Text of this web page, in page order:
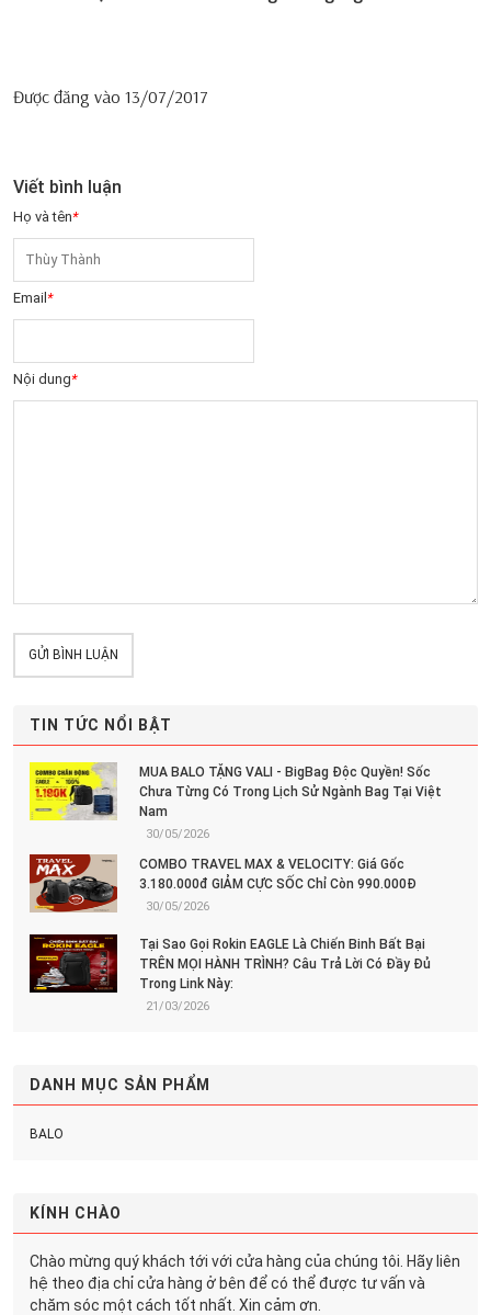
Được đăng vào 13/07/2017
Viết bình luận
Họ và tên*
Email *
Nội dung*
GỬI BÌNH LUẬN
TIN TỨC NỔI BẬT
MUA BALO TẶNG VALI - BigBag Độc Quyền! Sốc
Chưa Từng Có Trong Lịch Sử Ngành Bag Tại Việt
Nam
30/05/2026
COMBO TRAVEL MAX & VELOCITY: Giá Gốc
3.180.000đ GIẢM CỰC SỐC Chỉ Còn 990.000Đ
30/05/2026
Tại Sao Gọi Rokin EAGLE Là Chiến Binh Bất Bại
TRÊN MỌI HÀNH TRÌNH? Câu Trả Lời Có Đầy Đủ
Trong Link Này:
21/03/2026
DANH MỤC SẢN PHẨM
BALO
KÍNH CHÀO
Chào mừng quý khách tới với cửa hàng của chúng tôi. Hãy liên
hệ theo địa chỉ cửa hàng ở bên để có thể được tư vấn và
chăm sóc một cách tốt nhất. Xin cảm ơn.